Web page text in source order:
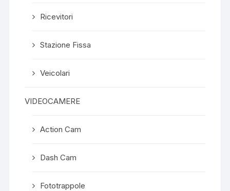
Ricevitori
Stazione Fissa
Veicolari
VIDEOCAMERE
Action Cam
Dash Cam
Fototrappole